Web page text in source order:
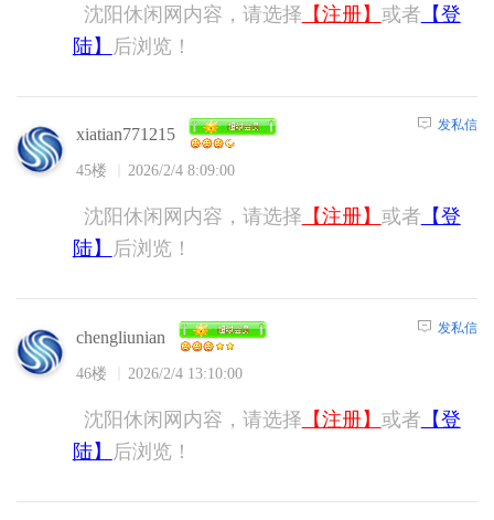
沈阳休闲网内容，请选择 【注册】 或者 【登
陆】
后浏览！
xiatian771215
45楼 2026/2/4 8:09:00
发私信
沈阳休闲网内容，请选择 【注册】 或者 【登
陆】
后浏览！
chengliunian
46楼 2026/2/4 13:10:00
发私信
沈阳休闲网内容，请选择 【注册】 或者 【登
陆】
后浏览！